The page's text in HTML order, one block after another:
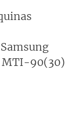
MTI-90(30)